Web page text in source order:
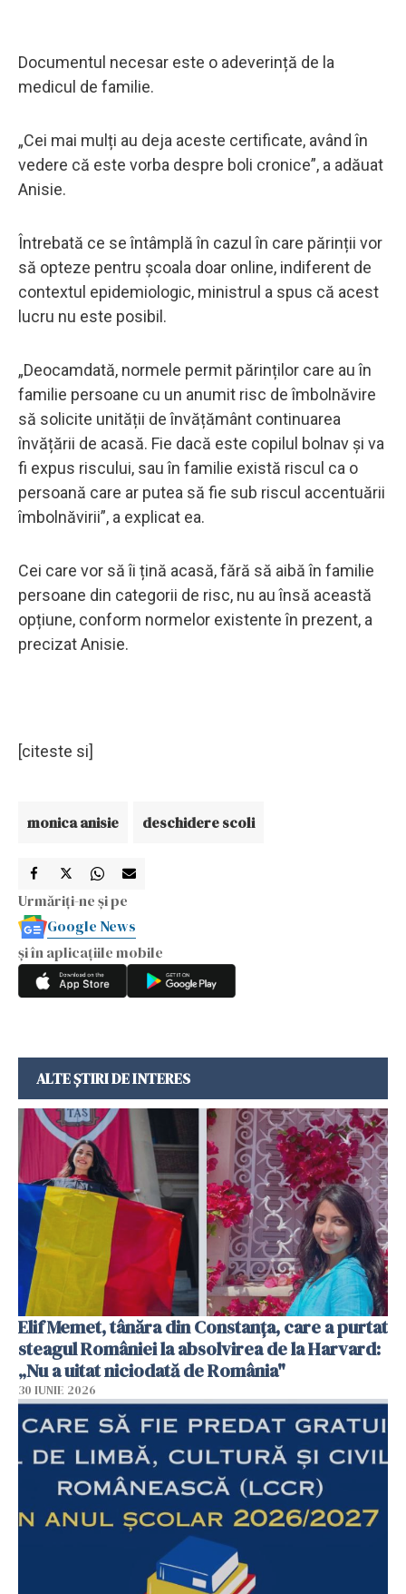
Documentul necesar este o adeverință de la
medicul de familie.
„Cei mai mulți au deja aceste certificate, având în
vedere că este vorba despre boli cronice”, a adăuat
Anisie.
Întrebată ce se întâmplă în cazul în care părinții vor
să opteze pentru școala doar online, indiferent de
contextul epidemiologic, ministrul a spus că acest
lucru nu este posibil.
„Deocamdată, normele permit părinților care au în
familie persoane cu un anumit risc de îmbolnăvire
să solicite unității de învățământ continuarea
învățării de acasă. Fie dacă este copilul bolnav și va
fi expus riscului, sau în familie există riscul ca o
persoană care ar putea să fie sub riscul accentuării
îmbolnăvirii”, a explicat ea.
Cei care vor să îi țină acasă, fără să aibă în familie
persoane din categorii de risc, nu au însă această
opțiune, conform normelor existente în prezent, a
precizat Anisie.
[citeste si]
monica anisie deschidere scoli
Urmăriți-ne și pe
Google News
și în aplicațiile mobile
ALTE ȘTIRI DE INTERES
Elif Memet, tânăra din Constanța, care a purtat
steagul României la absolvirea de la Harvard:
„Nu a uitat niciodată de România"
30 IUNIE 2026